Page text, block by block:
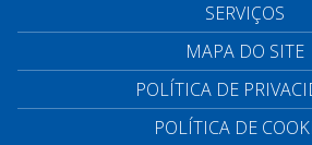
SERVIÇOS
MAPA DO SITE
POLÍTICA DE
POLÍTICA DE